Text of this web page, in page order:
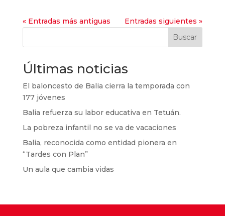
« Entradas más antiguas
Entradas siguientes »
Buscar
Últimas noticias
El baloncesto de Balia cierra la temporada con
177 jóvenes
Balia refuerza su labor educativa en Tetuán.
La pobreza infantil no se va de vacaciones
Balia, reconocida como entidad pionera en
“Tardes con Plan”
Un aula que cambia vidas